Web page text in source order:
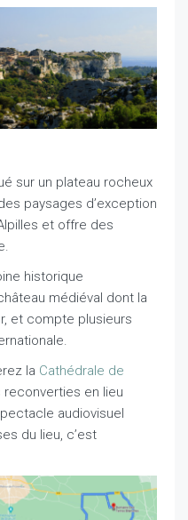
sur un plateau rocheux
paysages d’exception
et offre des
historique
médiéval dont la
et compte plusieurs
la Cathédrale de
reconverties en lieu
audiovisuel
du lieu, c’est